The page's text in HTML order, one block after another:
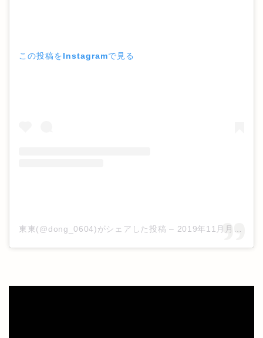
この投稿をInstagramで見る
東東(@dong_0604)がシェアした投稿 – 2019年11月月13日午前12時10分PST